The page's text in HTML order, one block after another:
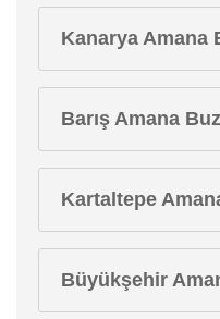
Kanarya Amana
Barış Amana
Kartaltepe
Büyükşehir